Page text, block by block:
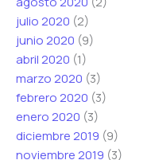
julio 2020 (2)
junio 2020 (9)
abril 2020 (1)
marzo 2020 (3)
febrero 2020 (3)
enero 2020 (3)
diciembre 2019 (9)
noviembre 2019 (3)